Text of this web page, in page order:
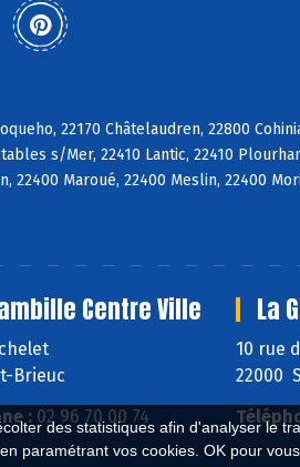
des statistiques afin d'analyser le
paramétrant vos cookies. OK pour
22170 Châtelaudren, 22800
s/Mer, 22410 Lantic, 22410
22400 Maroué, 22400 Meslin, 22400
Centre Ville
Brieuc
:02 96 70 00 74
La
10 rue
22000